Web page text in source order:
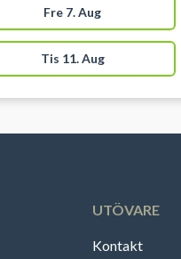
50 meter fra hallen,
i Aarhus hos
Fre 7. Aug
Tis 11. Aug
UTÖVARE
Kontakt